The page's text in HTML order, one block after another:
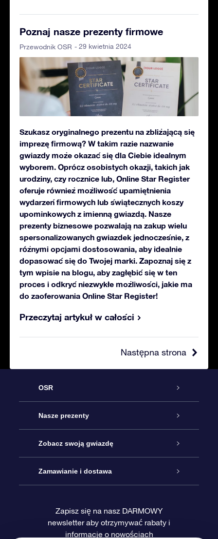
Poznaj nasze prezenty firmowe
Przewodnik OSR - 29 kwietnia 2024
Szukasz oryginalnego prezentu na zbliżającą się
imprezę firmową? W takim razie nazwanie
gwiazdy może okazać się dla Ciebie idealnym
wyborem. Oprócz osobistych okazji, takich jak
urodziny, czy rocznice lub, Online Star Register
oferuje również możliwość upamiętnienia
wydarzeń firmowych lub świątecznych koszy
upominkowych z imienną gwiazdą. Nasze
prezenty biznesowe pozwalają na zakup wielu
spersonalizowanych gwiazdek jednocześnie, z
różnymi opcjami dostosowania, aby idealnie
dopasować się do Twojej marki. Zapoznaj się z
tym wpisie na blogu, aby zagłębić się w ten
proces i odkryć niezwykłe możliwości, jakie ma
do zaoferowania Online Star Register!
Przeczytaj artykuł w całości
Następna strona
OSR
Obsługa
Kontakt
Blog
Recenzje
Nasze prezenty
Podarunek Gwiazda Online
Pakiet Podarunkowy OSR
Karta podarunkowa OSR
Zobacz swoją gwiazdę
Rejestr Gwiazd
Sprsonalizowana Strona Gwiazdy
Zamawianie i dostawa
Metody płatności
Zapisz się na nasz DARMOWY
newsletter aby otrzymywać rabaty i
informacje o nowościach